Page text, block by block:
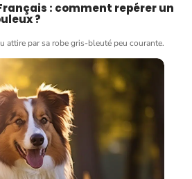
: comment repérer un
?
attire par sa robe gris-bleuté peu courante.